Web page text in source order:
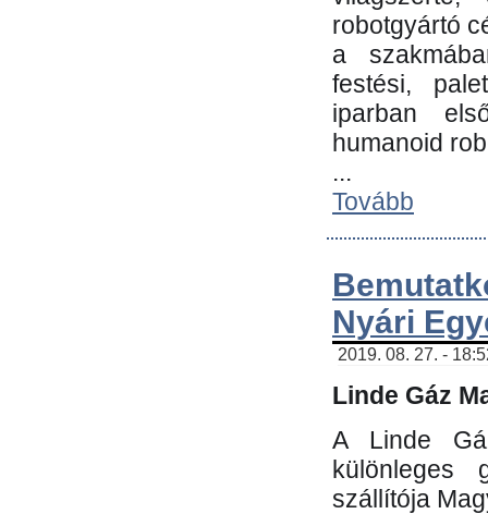
robotgyártó
a
festési,
iparban
humanoid
...
Tovább
Nyári
2019. 08. 27. -
Linde Gáz
A Linde
különleges
szállítója